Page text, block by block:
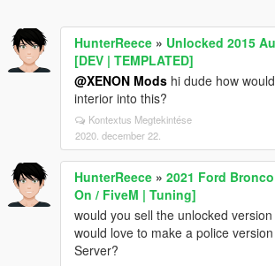
HunterReece » Unlocked 2015
[DEV | TEMPLATED]
@XENON Mods hi dude how
interior into this?
Kontextus Megtekintése
2020. december 22.
HunterReece » 2021 Ford
On / FiveM | Tuning]
would you sell the unlocked
would love to make a police
Server?